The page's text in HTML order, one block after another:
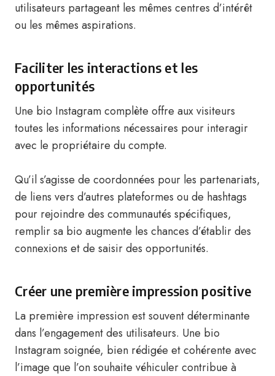
utilisateurs partageant les mêmes centres d’intérêt
ou les mêmes aspirations.
Faciliter les interactions et les
opportunités
Une bio Instagram complète offre aux visiteurs
toutes les informations nécessaires pour interagir
avec le propriétaire du compte.
Qu’il s’agisse de coordonnées pour les partenariats,
de liens vers d’autres plateformes ou de hashtags
pour rejoindre des communautés spécifiques,
remplir sa bio augmente les chances d’établir des
connexions et de saisir des opportunités.
Créer une première impression positive
La première impression est souvent déterminante
dans l’engagement des utilisateurs. Une bio
Instagram soignée, bien rédigée et cohérente avec
l’image que l’on souhaite véhiculer contribue à